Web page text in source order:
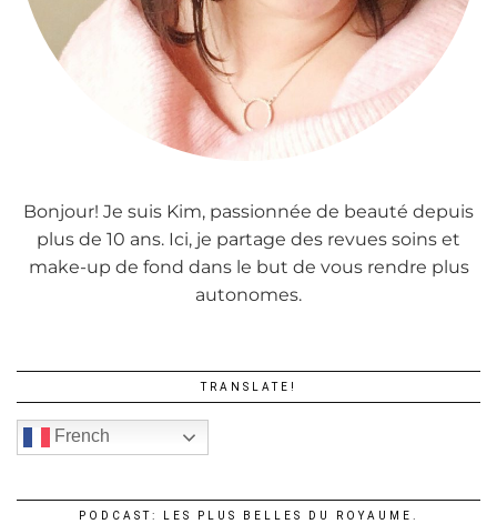
Bonjour! Je suis Kim, passionnée de beauté depuis
plus de 10 ans. Ici, je partage des revues soins et
make-up de fond dans le but de vous rendre plus
autonomes.
TRANSLATE!
French
PODCAST: LES PLUS BELLES DU ROYAUME.